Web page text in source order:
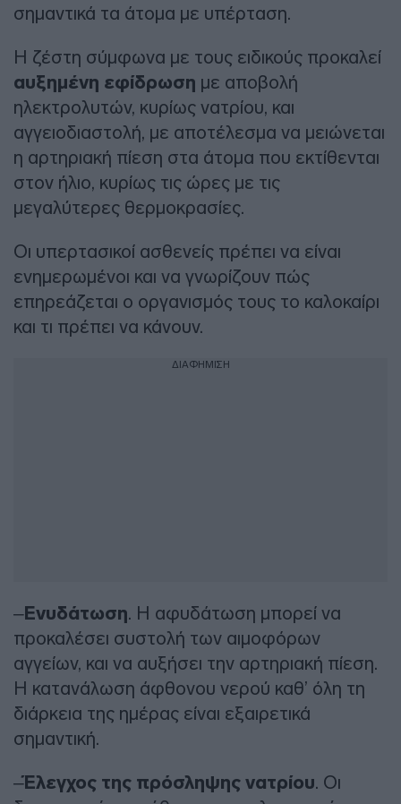
σημαντικά τα άτομα με υπέρταση.
Η ζέστη σύμφωνα με τους ειδικούς προκαλεί
αυξημένη εφίδρωση με αποβολή
ηλεκτρολυτών, κυρίως νατρίου, και
αγγειοδιαστολή, με αποτέλεσμα να μειώνεται
η αρτηριακή πίεση στα άτομα που εκτίθενται
στον ήλιο, κυρίως τις ώρες με τις
μεγαλύτερες θερμοκρασίες.
Οι υπερτασικοί ασθενείς πρέπει να είναι
ενημερωμένοι και να γνωρίζουν πώς
επηρεάζεται ο οργανισμός τους το καλοκαίρι
και τι πρέπει να κάνουν.
ΔΙΑΦΗΜΙΣΗ
–Ενυδάτωση. Η αφυδάτωση μπορεί να
προκαλέσει συστολή των αιμοφόρων
αγγείων, και να αυξήσει την αρτηριακή πίεση.
Η κατανάλωση άφθονου νερού καθ’ όλη τη
διάρκεια της ημέρας είναι εξαιρετικά
σημαντική.
–Έλεγχος της πρόσληψης νατρίου. Οι